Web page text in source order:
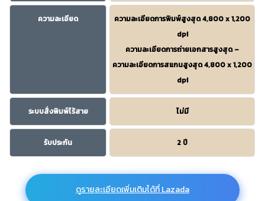
ความละเอียด
ความละเอียดการพิมพ์สูงสุด 4,800 x 1,200
dpi
ความละเอียดการถ่ายเอกสารสูงสุด –
ความละเอียดการสแกนสูงสุด 4,800 x 1,200
dpi
ระบบสั่งพิมพ์ไร้สาย ไม่มี
รับประกัน 2 ปี
ดูรายละเอียดเพิ่มเติมได้ที่ Lazada